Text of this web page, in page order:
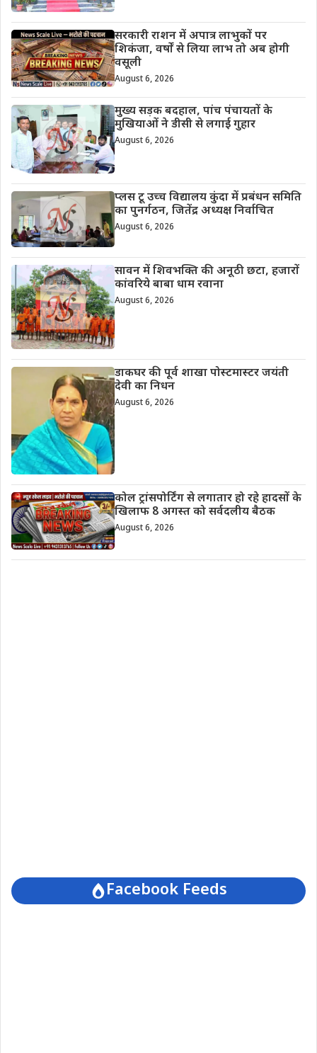
सरकारी राशन में अपात्र लाभुकों पर
शिकंजा, वर्षों से लिया लाभ तो अब होगी
वसूली
August 6, 2026
मुख्य सड़क बदहाल, पांच पंचायतों के
मुखियाओं ने डीसी से लगाई गुहार
August 6, 2026
प्लस टू उच्च विद्यालय कुंदा में प्रबंधन समिति
का पुनर्गठन, जितेंद्र अध्यक्ष निर्वाचित
August 6, 2026
सावन में शिवभक्ति की अनूठी छटा, हजारों
कांवरिये बाबा धाम रवाना
August 6, 2026
डाकघर की पूर्व शाखा पोस्टमास्टर जयंती
देवी का निधन
August 6, 2026
कोल ट्रांसपोर्टिंग से लगातार हो रहे हादसों के
खिलाफ 8 अगस्त को सर्वदलीय बैठक
August 6, 2026
Facebook Feeds